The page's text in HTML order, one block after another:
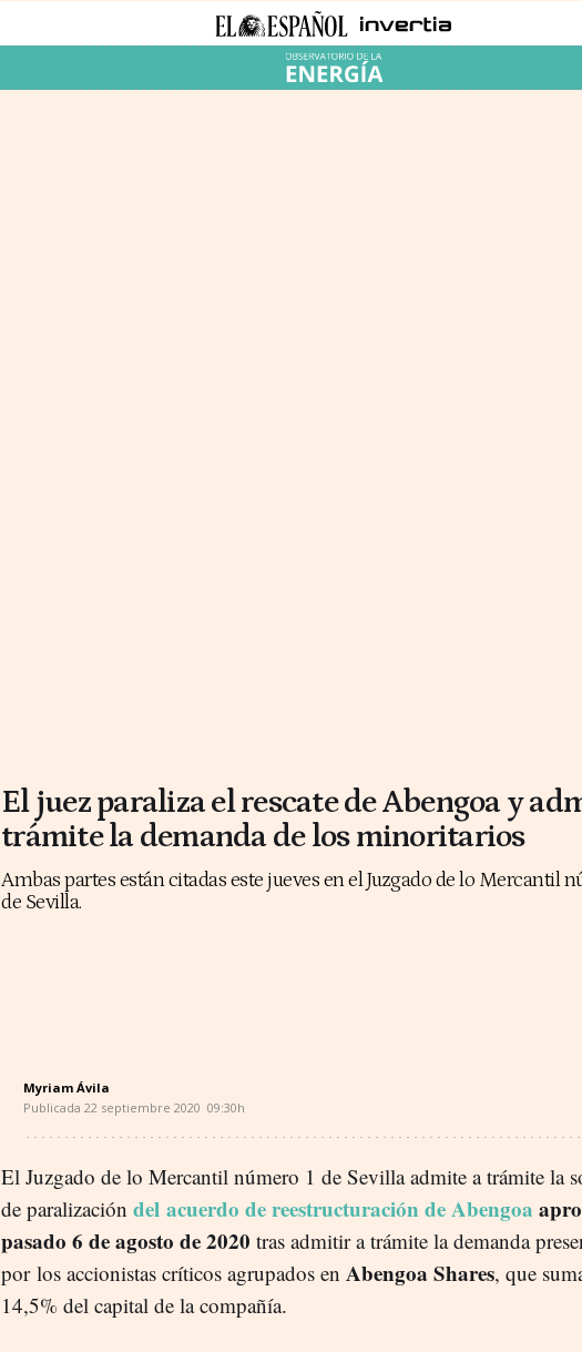
El juez paraliza el rescate de Abengoa y
trámite la demanda de los minoritarios
Ambas partes están citadas este jueves en el Juzgado de lo Mercantil
de Sevilla.
Myriam Ávila
Publicada 22 septiembre 2020 09:30h
El Juzgado de lo Mercantil número 1 de Sevilla admite a trámite la
de paralización del acuerdo de reestructuración de Abengoa
pasado 6 de agosto de 2020 tras admitir a trámite la demanda
por los accionistas críticos agrupados en Abengoa Shares, que
14,5% del capital de la compañía.